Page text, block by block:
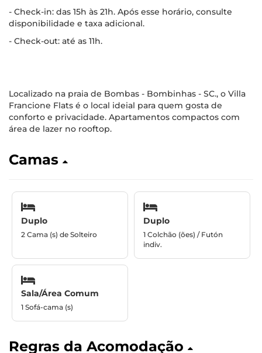
- Check-in: das 15h às 21h. Após esse horário, consulte
disponibilidade e taxa adicional.
- Check-out: até as 11h.
Localizado na praia de Bombas - Bombinhas - SC., o Villa
Francione Flats é o local ideial para quem gosta de
conforto e privacidade. Apartamentos compactos com
área de lazer no rooftop.
Camas
Duplo
2 Cama (s) de Solteiro
Duplo
1 Colchão (ões) / Futón
indiv.
Sala/Área Comum
1 Sofá-cama (s)
Regras da Acomodação